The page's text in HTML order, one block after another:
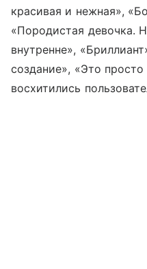
красивая и нежная»,
«Породистая девочка.
внутренне»,
создание», «Это
восхитились